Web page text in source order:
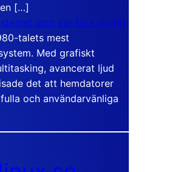
[…]
som var före sin tid
talets mest
Med grafiskt
avancerat ljud
det att hemdatorer
och användarvänliga